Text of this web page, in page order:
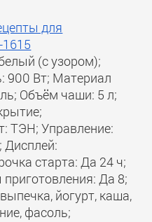
для
(с узором);
900 Вт; Материал
Объём чаши: 5 л;
ТЭН; Управление:
Дисплей:
старта: Да 24 ч;
Да 8;
йогурт, каша,
фасоль;